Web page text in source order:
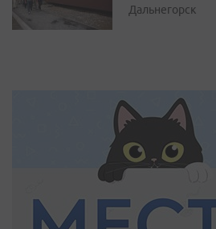
Дальнегорск